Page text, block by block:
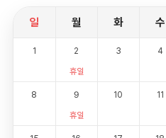
일 월 화 수
1
2
휴일
3 4
8
9
휴일
10 11